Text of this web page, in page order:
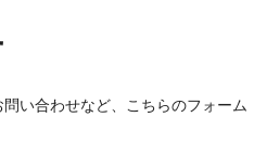
い合わせなど、こちらのフォーム